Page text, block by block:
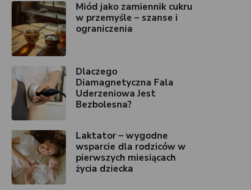
Miód jako zamiennik cukru
w przemyśle – szanse i
ograniczenia
Dlaczego
Diamagnetyczna Fala
Uderzeniowa Jest
Bezbolesna?
Laktator – wygodne
wsparcie dla rodziców w
pierwszych miesiącach
życia dziecka